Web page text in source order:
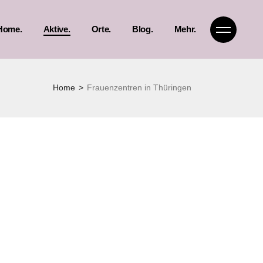
Aktive.
Frauenhäuser
Orte.
Landkarte
Blog. Mehr.
Home Frauenzentren in Thüringen